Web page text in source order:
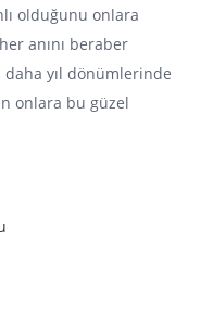
olduğunu onlara
anını beraber
daha yıl dönümlerinde
onlara bu güzel